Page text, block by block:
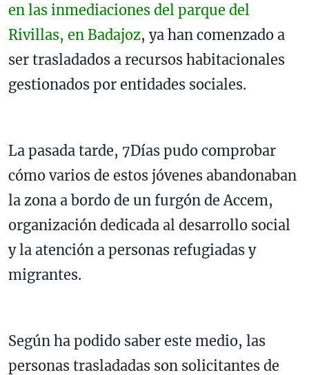
en las inmediaciones del parque del
Rivillas, en Badajoz, ya han comenzado a
ser trasladados a recursos habitacionales
gestionados por entidades sociales.
La pasada tarde, 7Días pudo comprobar
cómo varios de estos jóvenes abandonaban
la zona a bordo de un furgón de Accem,
organización dedicada al desarrollo social
y la atención a personas refugiadas y
migrantes.
Según ha podido saber este medio, las
personas trasladadas son solicitantes de